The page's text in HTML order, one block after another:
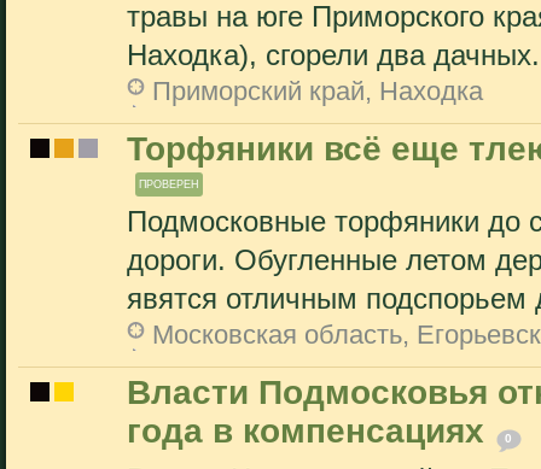
травы на юге Приморского
Находка), сгорели два
Приморский край, Находка
Торфяники всё еще
ПРОВЕРЕН
Подмосковные торфяники до
дороги. Обугленные летом
явятся отличным подспорьем
Московская область,
Власти Подмосковья
года в компенсациях
0